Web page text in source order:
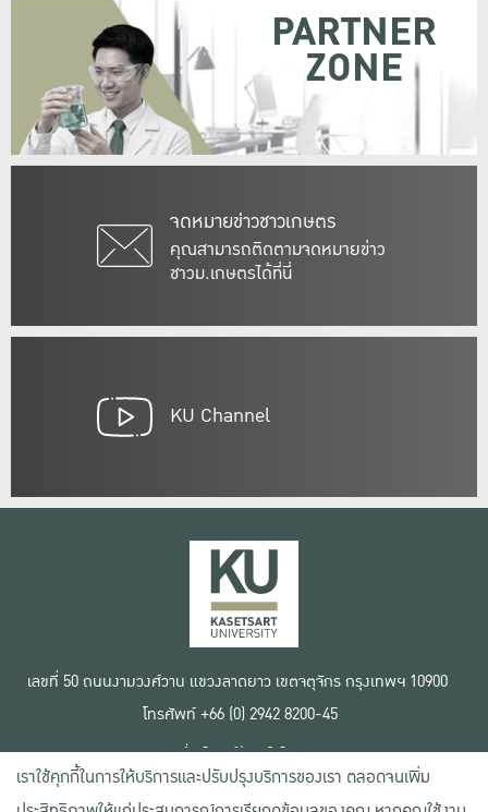
จดหมายข่าวชาวเกษตร
คุณสามารถติดตามจดหมายข่าว
ชาวม.เกษตรได้ที่นี่
PARTNER
ZONE
KU Channel
เลขที่ 50 ถนนงามวงศ์วาน แขวงลาดยาว เขตจตุจักร กรุงเทพฯ 10900
โทรศัพท์ +66 (0) 2942 8200-45
เงื่อนไขการใช้งานเว็บไซต์
ข้อตกลงด้านสิทธิ์ใช้งาน
นโยบายความเป็นส่วนตัว
เราใช้คุกกี้ในการให้บริการและปรับปรุงบริการของเรา ตลอดจนเพิ่ม